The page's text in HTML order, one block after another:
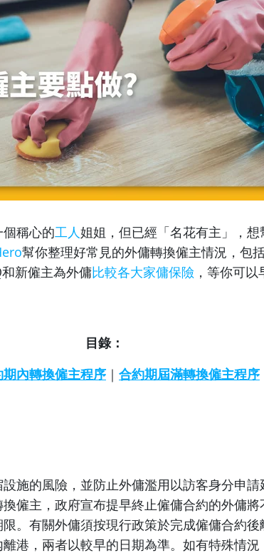
稱心的工人姐姐，但已經「名花有主」，想
幫你整理好常見的外傭轉換僱主情況，包
新僱主為外傭比較各大家傭保險 ，等你可
目錄：
期內轉換僱主程序 ｜ 合約期屆滿轉換僱主程序
施的風險，並防止外傭濫用以訪客身分申請
僱主，政府宣布提早終止僱傭合約的外傭
。有關外傭須按現行政策於完成僱傭合約
港，兩者以較早的日期為準。如有特殊情況